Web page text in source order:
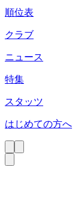
順位表
クラブ
ニュース
特集
スタッツ
はじめての方へ